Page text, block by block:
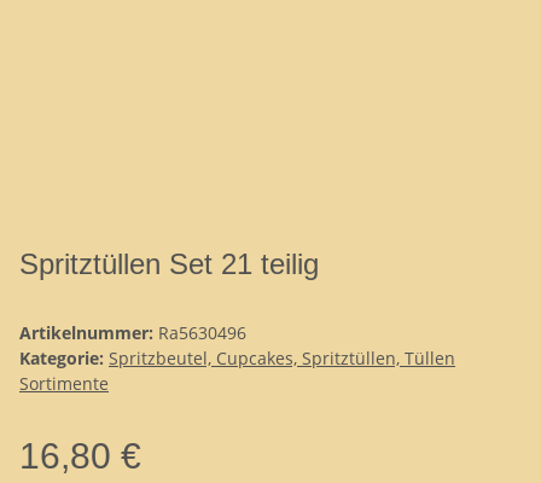
Spritztüllen Set 21 teilig
Artikelnummer: Ra5630496
Kategorie: Spritzbeutel, Cupcakes, Spritztüllen, Tüllen
Sortimente
16,80 €